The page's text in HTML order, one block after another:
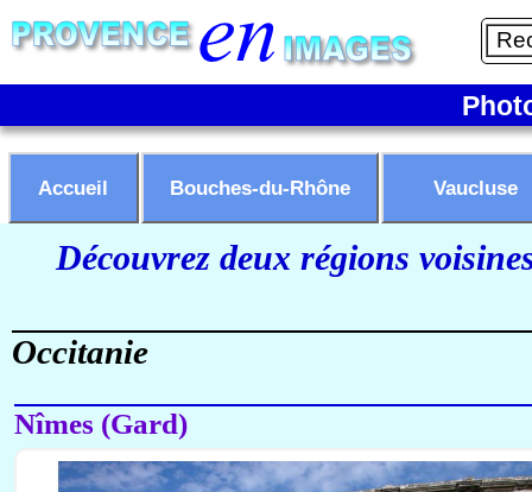
Accueil Bouches-du-Rhône Vaucluse
Découvrez deux régions
Occitanie
Nîmes (Gard)